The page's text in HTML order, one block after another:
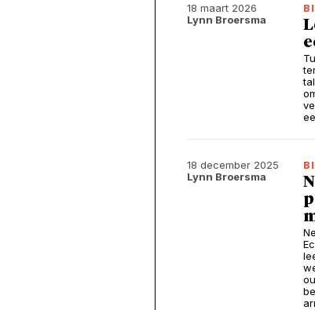
18 maart 2026
Lynn Broersma
18 december 2025
Lynn Broersma